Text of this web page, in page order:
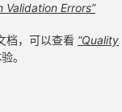
Validation Errors”
档，可以查看 “Quality
。